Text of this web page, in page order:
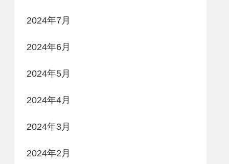
2024年7月
2024年6月
2024年5月
2024年4月
2024年3月
2024年2月